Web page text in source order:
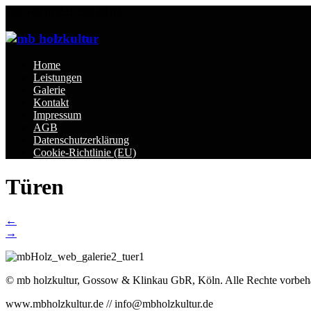
Home
Leistungen
Galerie
Kontakt
Impressum
AGB
Datenschutzerklärung
Cookie-Richtlinie (EU)
Türen
Post
navigation
←
→
© mb holzkultur, Gossow & Klinkau GbR, Köln. Alle Rechte
www.mbholzkultur.de // info@mbholzkultur.de